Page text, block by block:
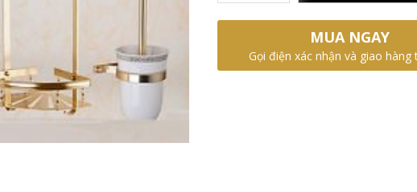
MUA NGAY
Gọi điện xác nhận và giao hàng